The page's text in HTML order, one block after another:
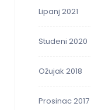
Lipanj 2021
Studeni 2020
Ožujak 2018
Prosinac 2017